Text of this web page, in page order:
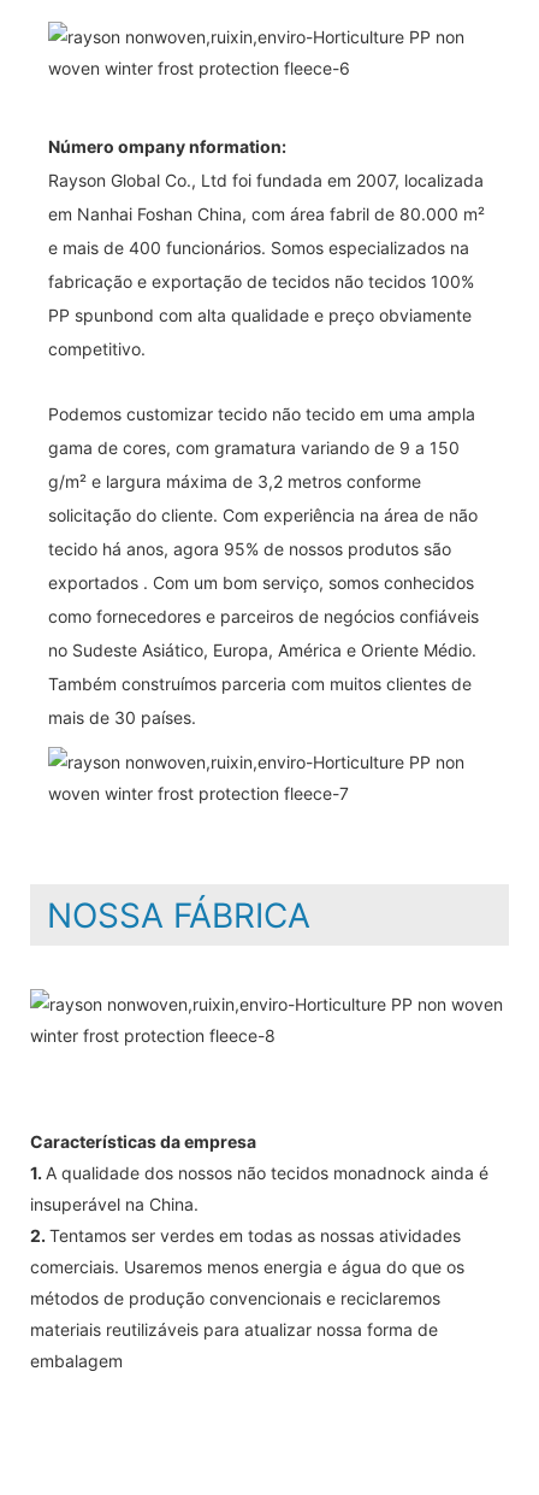
Número ompany nformation:
Rayson Global Co., Ltd foi fundada em 2007, localizada
em Nanhai Foshan China, com área fabril de 80.000 m²
e mais de 400 funcionários. Somos especializados na
fabricação e exportação de tecidos não tecidos 100%
PP spunbond com alta qualidade e preço obviamente
competitivo.
Podemos customizar tecido não tecido em uma ampla
gama de cores, com gramatura variando de 9 a 150
g/m² e largura máxima de 3,2 metros conforme
solicitação do cliente. Com experiência na área de não
tecido há anos, agora 95% de nossos produtos são
exportados . Com um bom serviço, somos conhecidos
como fornecedores e parceiros de negócios confiáveis ​​
no Sudeste Asiático, Europa, América e Oriente Médio.
Também construímos parceria com muitos clientes de
mais de 30 países.
NOSSA FÁBRICA
Características da empresa
1. A qualidade dos nossos não tecidos monadnock ainda é
insuperável na China.
2. Tentamos ser verdes em todas as nossas atividades
comerciais. Usaremos menos energia e água do que os
métodos de produção convencionais e reciclaremos
materiais reutilizáveis ​​para atualizar nossa forma de
embalagem